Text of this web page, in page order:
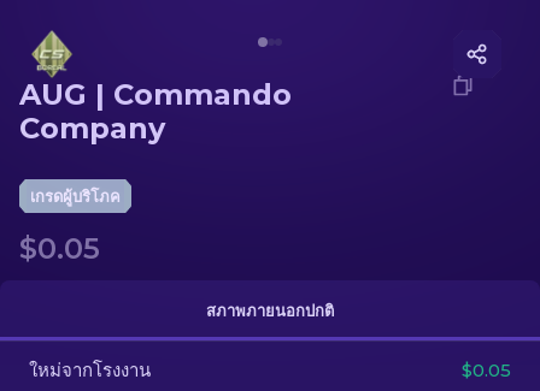
ปืนไรเฟิลซุ่มยิง
ถุงมือ
อื่น ๆ
AUG | Commando
Company
เกรดผู้บริโภค
$0.05
สภาพภายนอกปกติ
ใหม่จากโรงงาน $0.05